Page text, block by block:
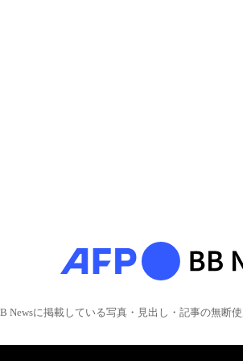
Newsに掲載している写真・見出し・記事の無断